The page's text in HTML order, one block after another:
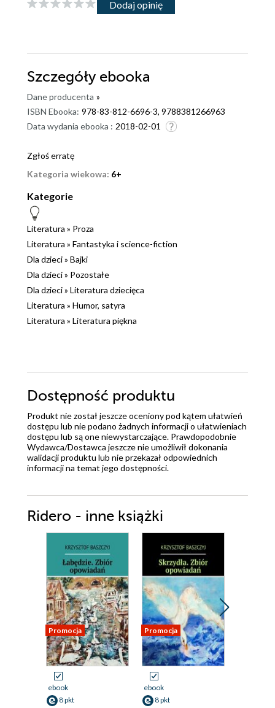
Dodaj opinię
Szczegóły ebooka
Dane producenta »
ISBN Ebooka: 978-83-812-6696-3, 9788381266963
Data wydania ebooka : 2018-02-01
Zgłoś erratę
Kategoria wiekowa: 6+
Kategorie
Literatura » Proza
Literatura » Fantastyka i science-fiction
Dla dzieci» Bajki
Dla dzieci» Pozostałe
Dla dzieci» Literatura dziecięca
Literatura » Humor, satyra
Literatura » Literatura piękna
Dostępność produktu
Produkt nie został jeszcze oceniony pod kątem ułatwień
dostępu lub nie podano żadnych informacji o ułatwieniach
dostępu lub są one niewystarczające. Prawdopodobnie
Wydawca/Dostawca jeszcze nie umożliwił dokonania
walidacji produktu lub nie przekazał odpowiednich
informacji na temat jego dostępności.
Ridero - inne książki
Promocja
ebook
8 pkt
Promocja
ebook
8 pkt